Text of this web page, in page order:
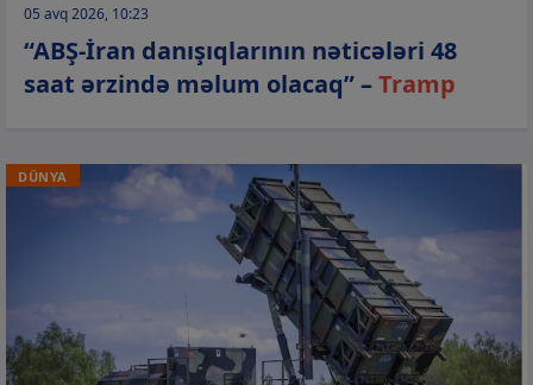
05 avq 2026, 10:23
“ABŞ-İran danışıqlarının nəticələri 48
saat ərzində məlum olacaq” –Tramp
DÜNYA